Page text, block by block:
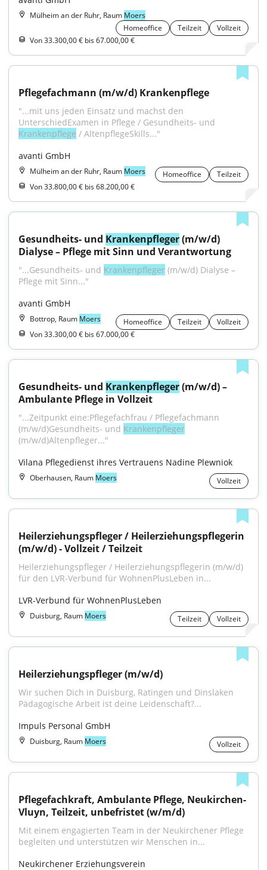
Mülheim an der Ruhr, Raum Moers
Homeoffice
Teilzeit
Vollzeit
Von 33.300,00 € bis 67.000,00 €
Pflegefachmann (m/w/d) Krankenpflege
"...mit uns jeden Einsatz und machst den
Krankenpflege / AltenpflegeSkills..."
avanti GmbH
Mülheim an der Ruhr, Raum Moers Homeoffice
Teilzeit
Von 33.800,00 € bis 68.200,00 €
Gesundheits- und Krankenpfleger (m/w/d)
Dialyse – Pflege mit Sinn und Verantwortung
"...Gesundheits- und Krankenpfleger (m/w/d) Dialyse –
Pflege mit Sinn..."
avanti GmbH
Bottrop, Raum Moers Homeoffice Teilzeit
Vollzeit
Von 33.300,00 € bis 67.000,00 €
Gesundheits- und Krankenpfleger (m/w/d) –
Ambulante Pflege in Vollzeit
"...Zeitpunkt eine:Pflegefachfrau / Pflegefachmann
(m/w/d)Gesundheits- und Krankenpfleger
(m/w/d)Altenpfleger..."
Vilana Pflegedienst ihres Vertrauens Nadine Plewniok
Oberhausen, Raum Moers Vollzeit
Heilerziehungspfleger / Heilerziehungspflegerin
(m/w/d) - Vollzeit / Teilzeit
Heilerziehungspfleger / Heilerziehungspflegerin (m/w/d)
für den LVR-Verbund für WohnenPlusLeben in...
LVR-Verbund für WohnenPlusLeben
Duisburg, Raum Moers Teilzeit Vollzeit
Heilerziehungspfleger (m/w/d)
Wir suchen Dich in Duisburg, Ratingen und Dinslaken
Pädagogische Arbeit ist deine Leidenschaft?...
Impuls Personal GmbH
Duisburg, Raum Moers Vollzeit
Pflegefachkraft, Ambulante Pflege, Neukirchen-
Vluyn, Teilzeit, unbefristet (w/m/d)
Mit einem engagierten Team in der Neukirchener Pflege
begleiten und unterstützen wir Menschen in...
Neukirchener Erziehungsverein